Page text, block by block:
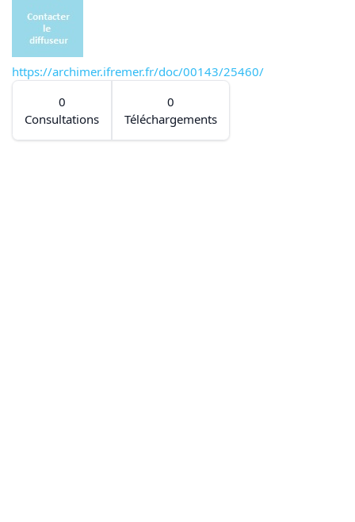
https://archimer.ifremer.fr/doc/00143/25460/
0
Consultations
0
Téléchargements